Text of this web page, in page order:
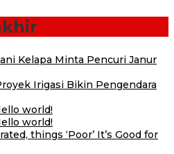
Kelapa Minta Pencuri Janur
Irigasi Bikin Pengendara
world!
world!
things ‘Poor’ It’s Good for